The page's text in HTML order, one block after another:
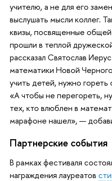
учителю, а не для его
выслушать мысли коллег.
квизы, посвященные
прошли в теплой
рассказал Святослав
математики Новой
учить детей, нужно
«А чтобы не перегореть,
тех, кто влюблен в
марафоне нашел», —
Партнерские события
В рамках фестиваля
награждения лауреатов